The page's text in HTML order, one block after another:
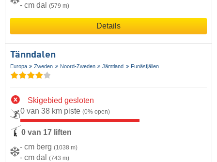
- cm dal (579 m)
Details
Tänndalen
Europa Zweden Noord-Zweden Jämtland Funäsfjällen
Skigebied gesloten
0 van 38 km piste (0% open)
0 van 17 liften
- cm berg (1038 m)
- cm dal (743 m)